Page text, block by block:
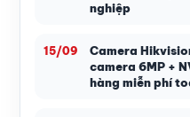
nghiệp
15/09
Camera
camera 6MP +
hàng miễn phí